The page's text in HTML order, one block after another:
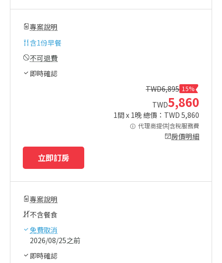
專案說明
含1份早餐
不可退費
即時確認
TWD6,895 15%
TWD5,860
1間 x 1晚 總價：TWD 5,860
代理商提供|含稅服務費
房價明細
立即訂房
專案說明
不含餐食
免費取消
2026/08/25之前
即時確認